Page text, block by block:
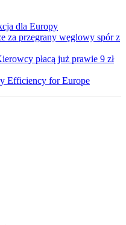
dla Europy
za przegrany węglowy spór z
płacą już prawie 9 zł
Efficiency for Europe